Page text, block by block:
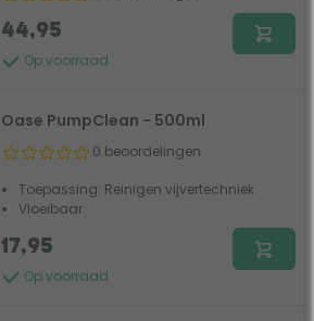
Op voorraad
44,95
Oase PumpClean - 500ml
0 beoordelingen
Toepassing: Reinigen vijvertechniek
Vloeibaar
Op voorraad
17,95